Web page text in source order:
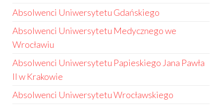
Absolwenci Uniwersytetu Gdańskiego
Absolwenci Uniwersytetu Medycznego we
Wrocławiu
Absolwenci Uniwersytetu Papieskiego Jana Pawła
II w Krakowie
Absolwenci Uniwersytetu Wrocławskiego